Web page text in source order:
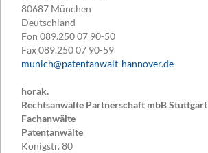
80687 München
Deutschland
Fon 089.250 07 90-50
Fax089.250 07 90-59
munich@patentanwalt-hannover.de
horak.
Rechtsanwälte Partnerschaft mbB Stuttgart
Fachanwälte
Patentanwälte
Königstr. 80